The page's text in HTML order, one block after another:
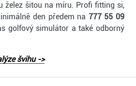
želez šitou na míru. Profi fitting si,
den předem na 777 55 09
golfový simulátor a také odborný
švihu ->